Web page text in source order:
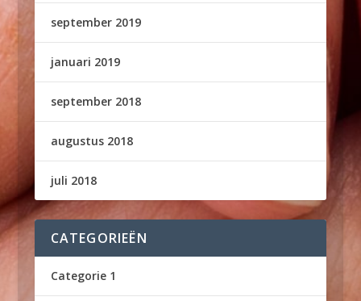
september 2019
januari 2019
september 2018
augustus 2018
juli 2018
CATEGORIEËN
Categorie 1